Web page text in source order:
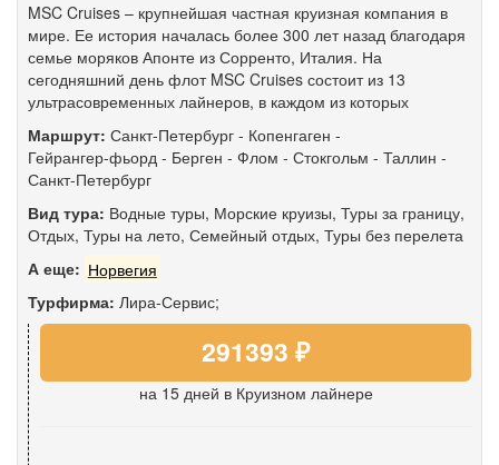
MSC Cruises – крупнейшая частная круизная компания в
мире. Ее история началась более 300 лет назад благодаря
семье моряков Апонте из Сорренто, Италия. На
сегодняшний день флот MSC Cruises состоит из 13
ультрасовременных лайнеров, в каждом из которых
Маршрут: Санкт-Петербург - Копенгаген -
Гейрангер-фьорд - Берген - Флом - Стокгольм - Таллин -
Санкт-Петербург
Вид тура: Водные туры, Морские круизы, Туры за границу,
Отдых, Туры на лето, Семейный отдых, Туры без перелета
А еще: Норвегия
Турфирма: Лира-Сервис;
291393 ₽
на 15 дней в Круизном лайнере